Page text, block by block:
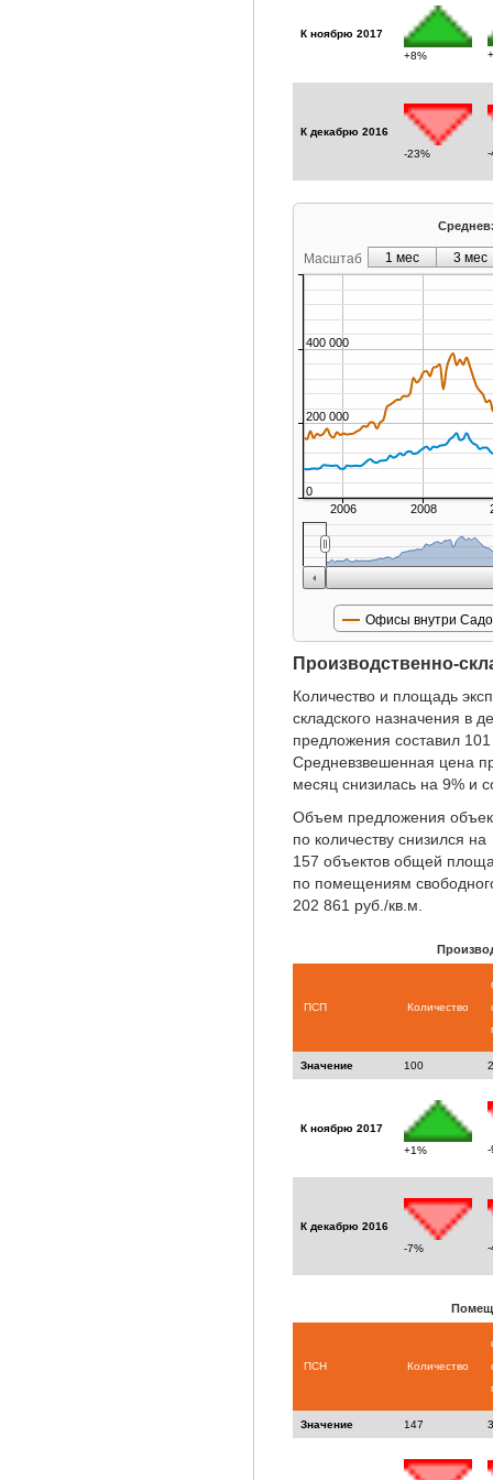
К ноябрю 2017
+8%
К декабрю 2016
-23%
-
Масштаб
Офисы внутри
2006 2008
0
200 000
400 000
1 мес 3 мес
Производственно-
Количество и площадь
складского назначения в
предложения составил
Средневзвешенная цена
месяц снизилась на 9% и
Объем предложения
по количеству снизился
157 объектов общей
по помещениям
202 861 руб./кв.м.
ПСП Количество
Значение 100
К ноябрю 2017
+1%
-
К декабрю 2016
-7%
-
ПСН Количество
Значение 147